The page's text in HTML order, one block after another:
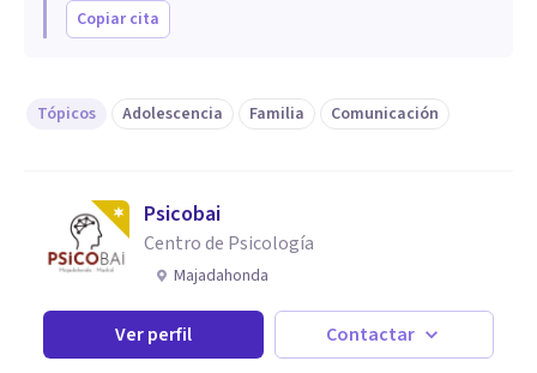
Copiar cita
Tópicos Adolescencia Familia Comunicación
Psicobai
Centro de Psicología
Majadahonda
Ver perfil Contactar